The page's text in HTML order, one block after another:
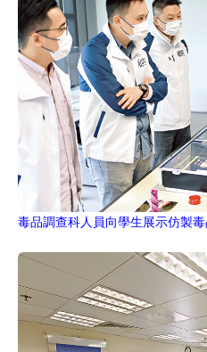
毒品調查科人員向學生展示仿製毒